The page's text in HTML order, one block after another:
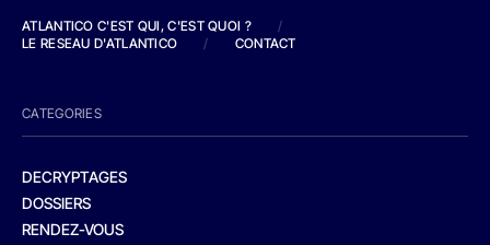
ATLANTICO C'EST QUI, C'EST QUOI ?
/
LE RESEAU D'ATLANTICO
/ CONTACT
CATEGORIES
DECRYPTAGES
DOSSIERS
RENDEZ-VOUS